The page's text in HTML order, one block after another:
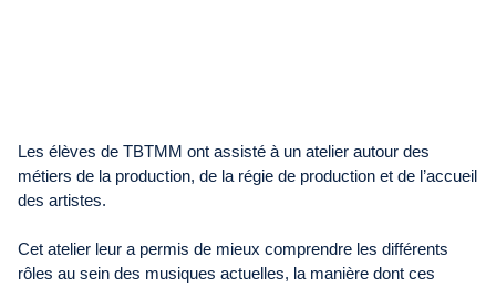
Les élèves de TBTMM ont assisté à un atelier autour des
métiers de la production, de la régie de production et de l’accueil
des artistes.
Cet atelier leur a permis de mieux comprendre les différents
rôles au sein des musiques actuelles, la manière dont ces